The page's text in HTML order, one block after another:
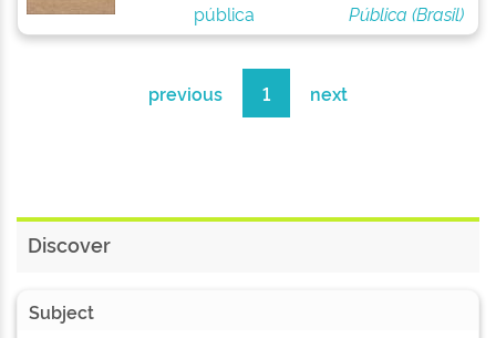
pública
Pública (Brasil)
previous 1 next
Discover
Subject